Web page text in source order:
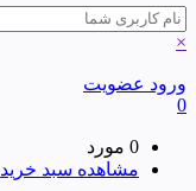
×
ورود عضویت
0
0 مورد
مشاهده سبد خرید